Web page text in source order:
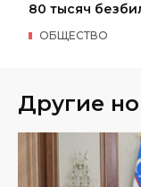
80 тысяч
ОБЩЕСТВО
Другие